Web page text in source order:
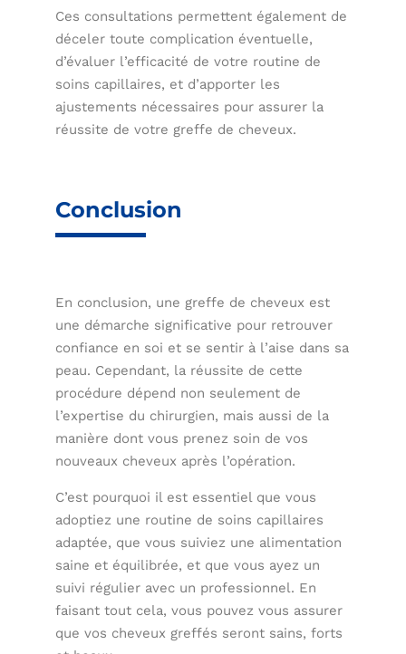
Ces consultations permettent également de
déceler toute complication éventuelle,
d’évaluer l’efficacité de votre routine de
soins capillaires, et d’apporter les
ajustements nécessaires pour assurer la
réussite de votre greffe de cheveux.
Conclusion
En conclusion, une greffe de cheveux est
une démarche significative pour retrouver
confiance en soi et se sentir à l’aise dans sa
peau. Cependant, la réussite de cette
procédure dépend non seulement de
l’expertise du chirurgien, mais aussi de la
manière dont vous prenez soin de vos
nouveaux cheveux après l’opération.
C’est pourquoi il est essentiel que vous
adoptiez une routine de soins capillaires
adaptée, que vous suiviez une alimentation
saine et équilibrée, et que vous ayez un
suivi régulier avec un professionnel. En
faisant tout cela, vous pouvez vous assurer
que vos cheveux greffés seront sains, forts